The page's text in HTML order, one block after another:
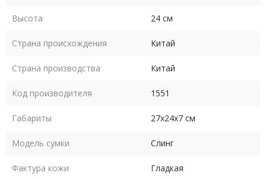
Высота 24 см
Страна происхождения Китай
Страна производства Китай
Код производителя 1551
Габариты 27х24х7 см
Модель сумки Слинг
Фактура кожи Гладкая